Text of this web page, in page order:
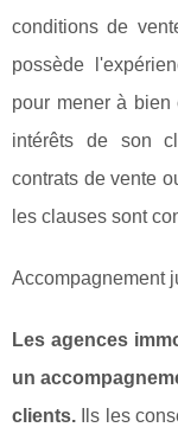
conditions de
possède
pour mener à bien
intérêts de son
contrats de vente
les clauses sont
Accompagnement
Les agences
un
clients. Ils les